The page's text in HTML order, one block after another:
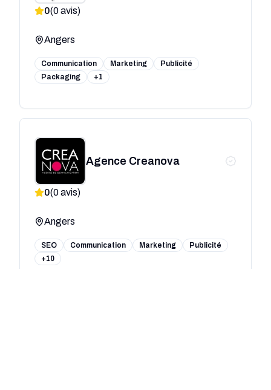
0(0avis)
Angers
Communication Marketing
Publicité
Packaging
+1
Agence Creanova
0(0avis)
Angers
SEO Communication Marketing
Publicité
+10